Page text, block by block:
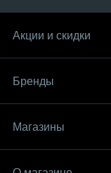
Акции и скидки
Бренды
Магазины